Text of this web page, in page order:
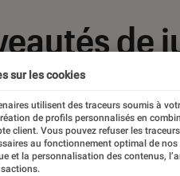
de
sur les cookies
utilisent des traceurs soumis à
de profils personnalisés en
client. Vous pouvez refuser les
au fonctionnement optimal de
et la personnalisation des contenus,